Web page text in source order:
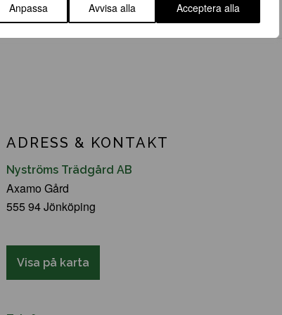
Anpassa Avvisa alla Acceptera alla
ADRESS & KONTAKT
Nyströms Trädgård AB
Axamo Gård
555 94 Jönköping
Visa på karta